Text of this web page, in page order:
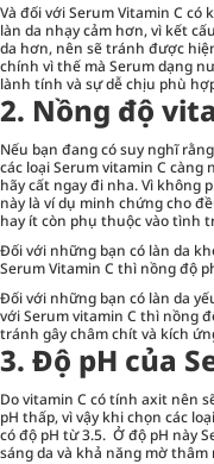
Và đối với Serum Vitamin C có
làn da nhạy cảm hơn, vì kết
da hơn, nên sẽ tránh được
chính vì thế mà Serum dạng
lành tính và sự dễ chịu phù
2. Nồng độ
Nếu bạn đang có suy nghĩ
các loại Serum vitamin C
hãy cất ngay đi nha. Vì không
này là ví dụ minh chứng cho
hay ít còn phụ thuộc vào tình
Đối với những bạn có làn da
Serum Vitamin C thì nồng độ
Đối với những bạn có làn da
với Serum vitamin C thì nồng
tránh gây châm chít và kích
3. Độ pH của
Do vitamin C có tính axit nên
pH thấp, vì vậy khi chọn các
có độ pH từ 3.5. Ở độ pH này
sáng da và khả năng mờ